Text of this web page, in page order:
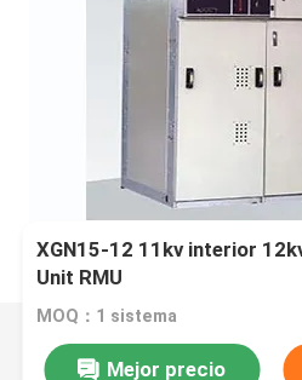
XGN15-12 11kv interior
Unit RMU
MOQ：1 sistema
Mejor precio